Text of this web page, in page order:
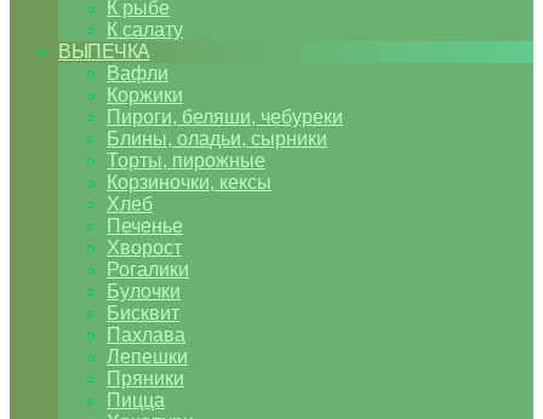
К рыбе
К салату
ВЫПЕЧКА
Вафли
Коржики
Пироги, беляши, чебуреки
Блины, оладьи, сырники
Торты, пирожные
Корзиночки, кексы
Хлеб
Печенье
Хворост
Рогалики
Булочки
Бисквит
Пахлава
Лепешки
Пряники
Пицца